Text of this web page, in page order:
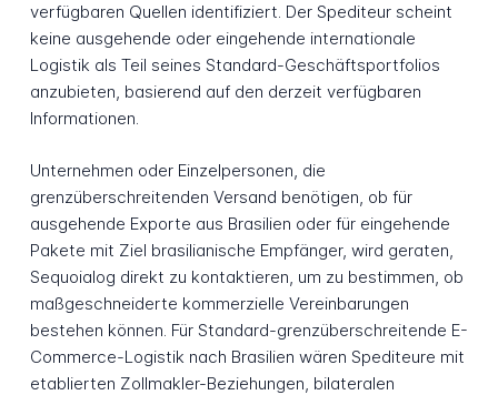
verfügbaren Quellen identifiziert. Der Spediteur scheint
keine ausgehende oder eingehende internationale
Logistik als Teil seines Standard-Geschäftsportfolios
anzubieten, basierend auf den derzeit verfügbaren
Informationen.
Unternehmen oder Einzelpersonen, die
grenzüberschreitenden Versand benötigen, ob für
ausgehende Exporte aus Brasilien oder für eingehende
Pakete mit Ziel brasilianische Empfänger, wird geraten,
Sequoialog direkt zu kontaktieren, um zu bestimmen, ob
maßgeschneiderte kommerzielle Vereinbarungen
bestehen können. Für Standard-grenzüberschreitende E-
Commerce-Logistik nach Brasilien wären Spediteure mit
etablierten Zollmakler-Beziehungen, bilateralen